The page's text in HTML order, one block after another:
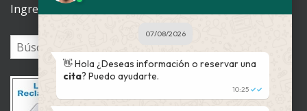
Ingrese su patología
07/08/2026
👋 Hola ¿Deseas información o reservar una
cita? Puedo ayudarte.
10:25 ✓✓